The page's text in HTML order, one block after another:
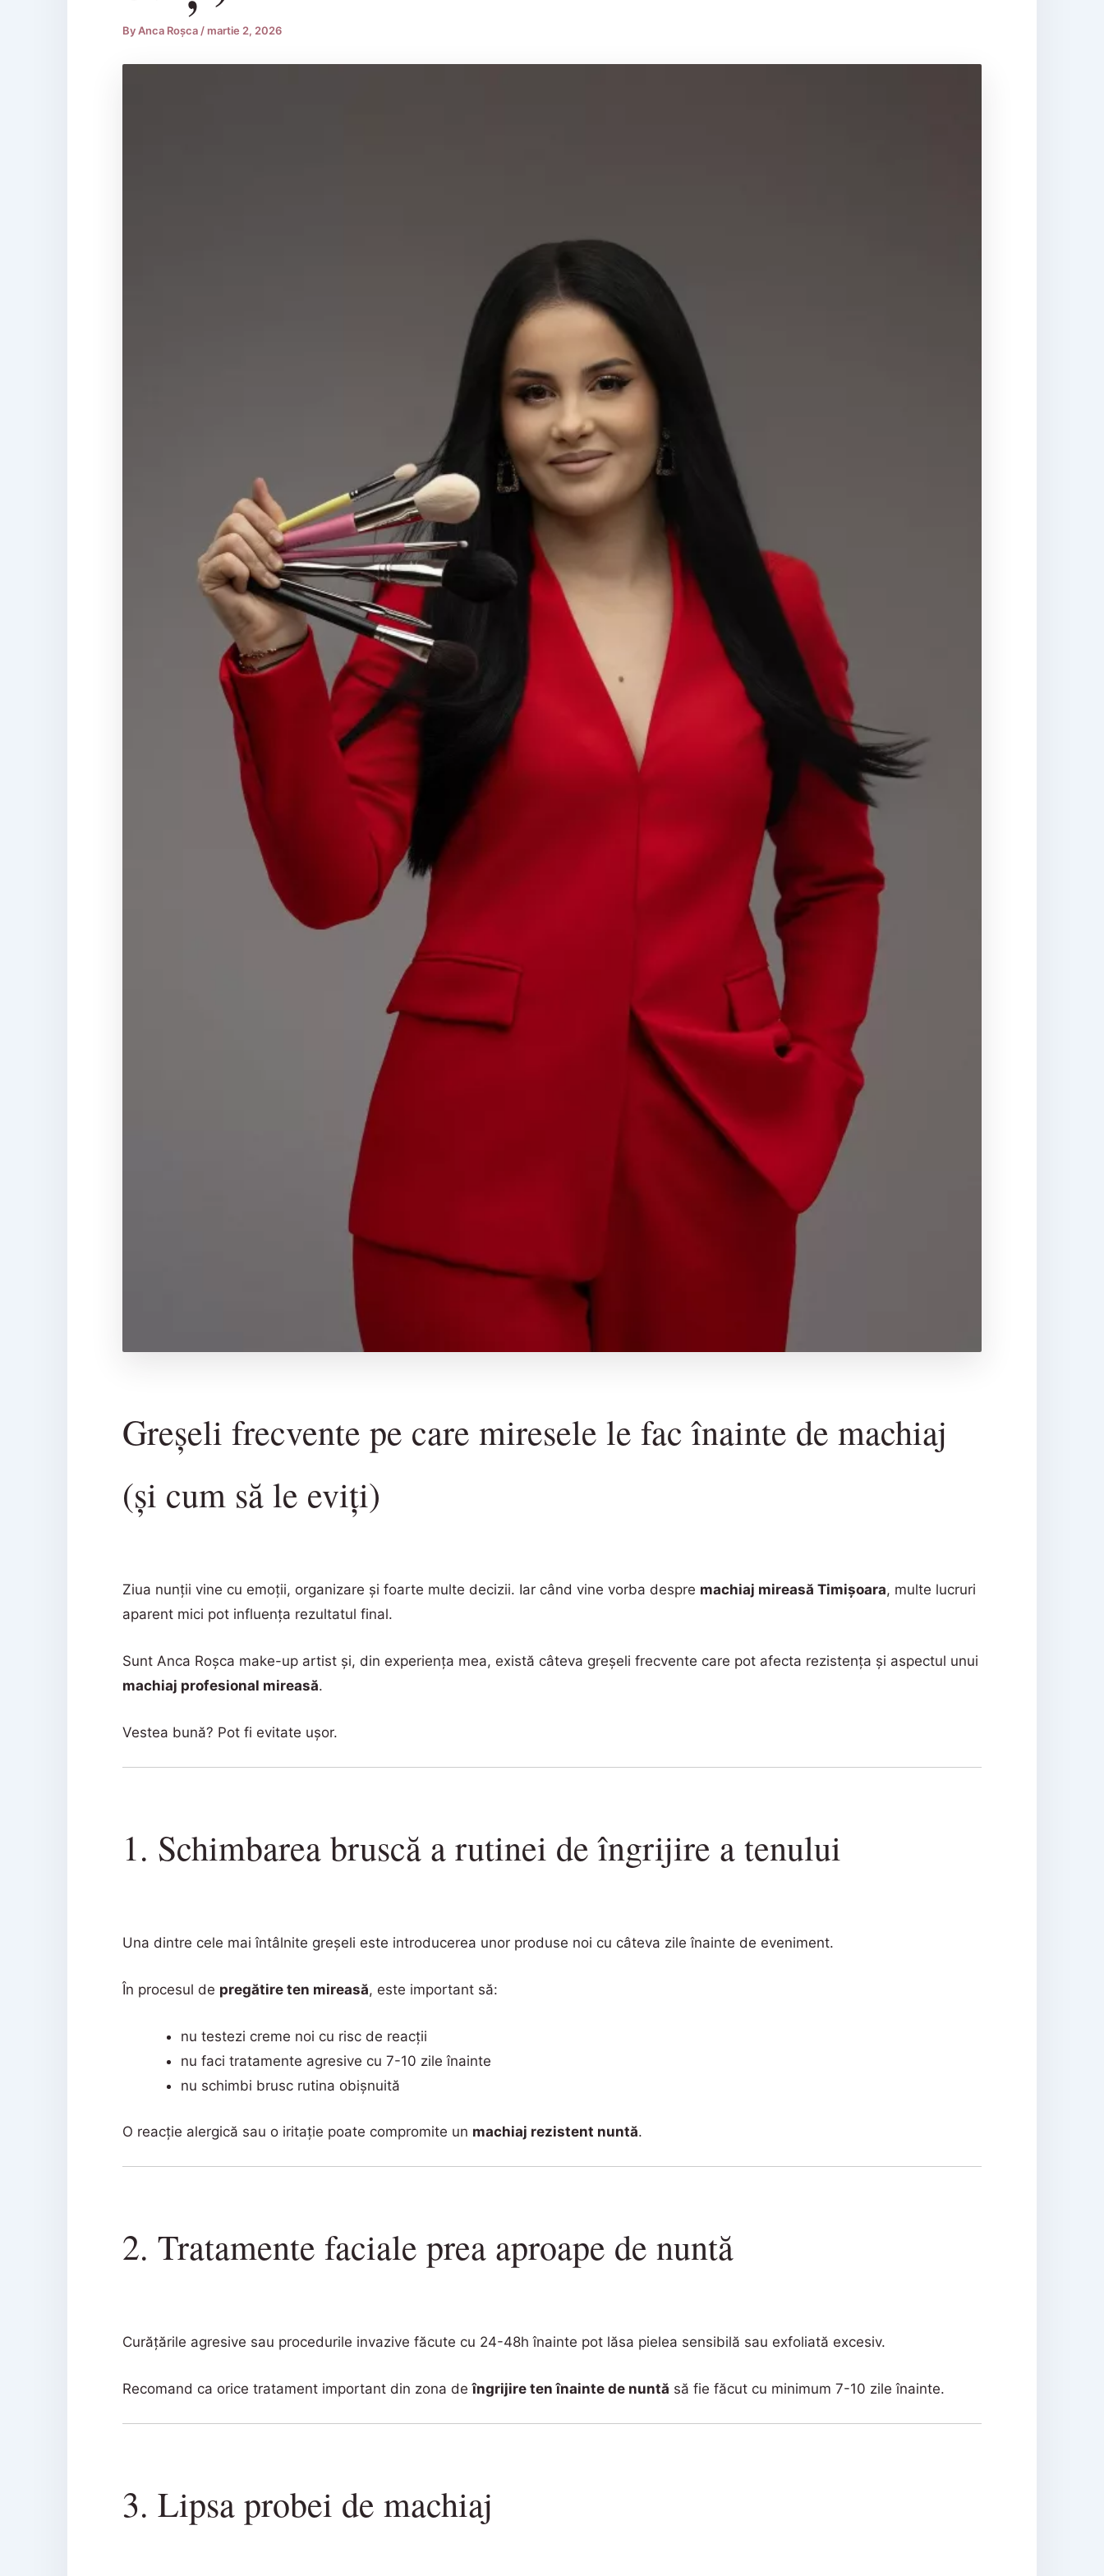
ByAnca Roșca / martie 2, 2026
Greșeli frecvente pe care miresele le fac înainte de machiaj
(și cum să le eviți)
Ziua nunții vine cu emoții, organizare și foarte multe decizii. Iar când vine vorba despre machiaj mireasă Timișoara, multe lucruri
aparent mici pot influența rezultatul final.
Sunt Anca Roșca make-up artist și, din experiența mea, există câteva greșeli frecvente care pot afecta rezistența și aspectul unui
machiaj profesional mireasă.
Vestea bună? Pot fi evitate ușor.
1. Schimbarea bruscă a rutinei de îngrijire a tenului
Una dintre cele mai întâlnite greșeli este introducerea unor produse noi cu câteva zile înainte de eveniment.
În procesul de pregătire ten mireasă, este important să:
nu testezi creme noi cu risc de reacții
nu faci tratamente agresive cu 7-10 zile înainte
nu schimbi brusc rutina obișnuită
O reacție alergică sau o iritație poate compromite un machiaj rezistent nuntă.
2. Tratamente faciale prea aproape de nuntă
Curățările agresive sau procedurile invazive făcute cu 24-48h înainte pot lăsa pielea sensibilă sau exfoliată excesiv.
Recomand ca orice tratament important din zona deîngrijire ten înainte de nuntă să fie făcut cu minimum 7-10 zile înainte.
3. Lipsa probei de machiaj